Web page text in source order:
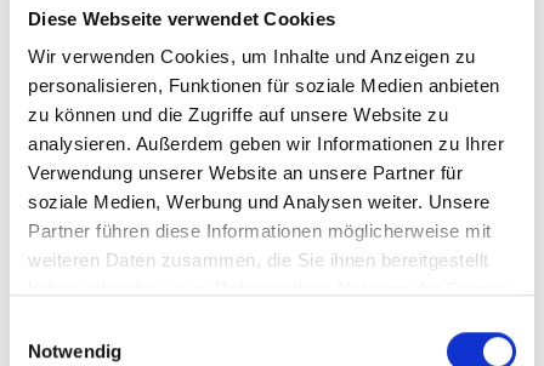
Diese Webseite verwendet Cookies
Wir verwenden Cookies, um Inhalte und Anzeigen zu
personalisieren, Funktionen für soziale Medien anbieten
zu können und die Zugriffe auf unsere Website zu
analysieren. Außerdem geben wir Informationen zu Ihrer
Verwendung unserer Website an unsere Partner für
soziale Medien, Werbung und Analysen weiter. Unsere
Partner führen diese Informationen möglicherweise mit
weiteren Daten zusammen, die Sie ihnen bereitgestellt
Notwendig